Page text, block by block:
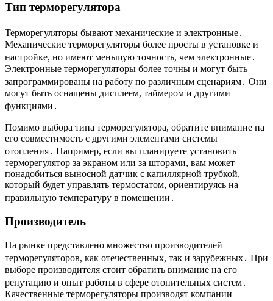
Тип терморегулятора
Терморегуляторы бывают механические и электронные․
Механические терморегуляторы более просты в установке и
настройке, но имеют меньшую точность, чем электронные․
Электронные терморегуляторы более точны и могут быть
запрограммированы на работу по различным сценариям․ Они
могут быть оснащены дисплеем, таймером и другими
функциями․
Помимо выбора типа терморегулятора, обратите внимание на
его совместимость с другими элементами системы
отопления․ Например, если вы планируете установить
терморегулятор за экраном или за шторами, вам может
понадобиться выносной датчик с капиллярной трубкой,
который будет управлять термостатом, ориентируясь на
правильную температуру в помещении․
Производитель
На рынке представлено множество производителей
терморегуляторов, как отечественных, так и зарубежных․ При
выборе производителя стоит обратить внимание на его
репутацию и опыт работы в сфере отопительных систем․
Качественные терморегуляторы производят компании